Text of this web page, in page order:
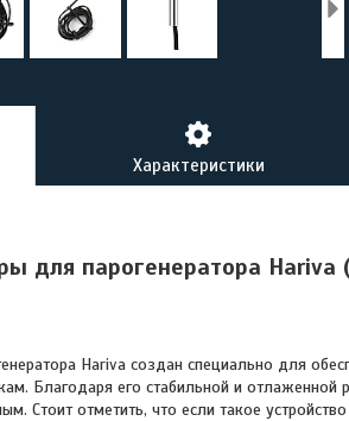
Характеристики
для парогенератора Hariva
Hariva создан специально для
Благодаря его стабильной и
Стоит отметить, что если такое